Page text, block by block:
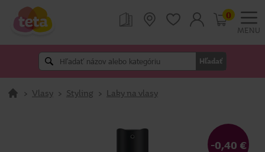
MENU
Hľadať
0
> Vlasy > Styling > Laky na vlasy
-0,40 €